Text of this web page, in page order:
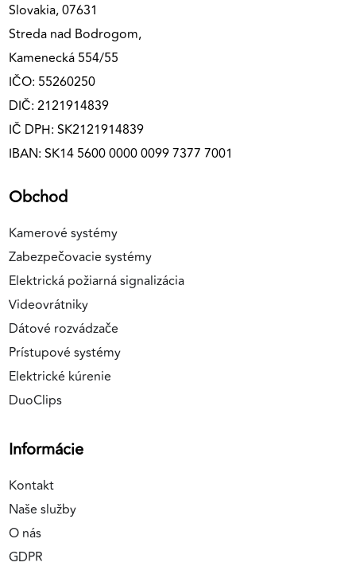
Slovakia, 07631
Streda nad Bodrogom,
Kamenecká 554/55
IČO: 55260250
DIČ: 2121914839
IČ DPH: SK2121914839
IBAN: SK14 5600 0000 0099 7377 7001
Obchod
Kamerové systémy
Zabezpečovacie systémy
Elektrická požiarná signalizácia
Videovrátniky
Dátové rozvádzače
Prístupové systémy
Elektrické kúrenie
DuoClips
Informácie
Kontakt
Naše služby
O nás
GDPR